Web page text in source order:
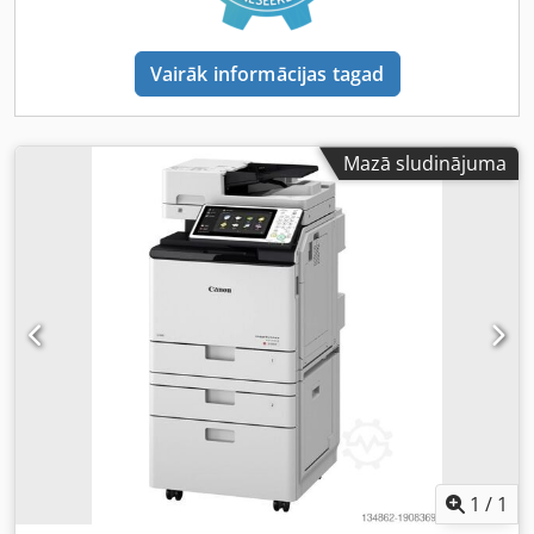
Vairāk informācijas tagad
Mazā sludinājuma
1 / 1